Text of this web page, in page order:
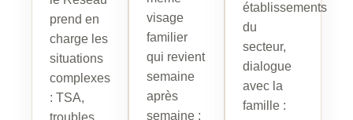
prend en
charge les
situations
complexes
: TSA,
troubles
visage
familier
qui revient
semaine
après
semaine :
établissements
du
secteur,
dialogue
avec la
famille :